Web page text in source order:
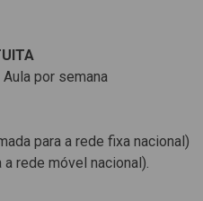
por semana
para a rede fixa nacional)
a rede móvel nacional).